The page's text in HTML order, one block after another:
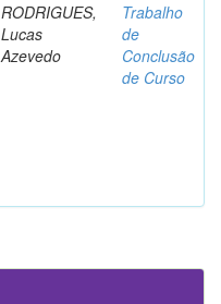
RODRIGUES,
Lucas
Azevedo
Trabalho
de
Conclusão
de Curso